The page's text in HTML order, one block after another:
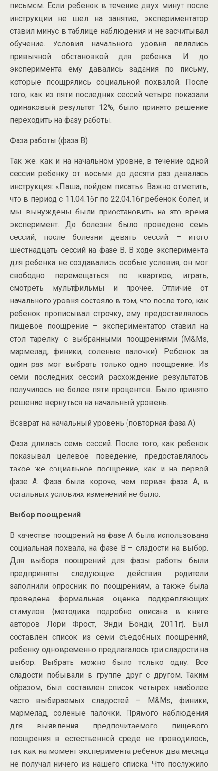
письмом. Если ребенок в течение двух минут после
инструкции не шел на занятие, экспериментатор
ставил минус в таблице наблюдения и не засчитывал
обучение. Условия начального уровня являлись
привычной обстановкой для ребенка. И до
эксперимента ему давались задания по письму,
которые поощрялись социальной похвалой. После
того, как из пяти последних сессий четыре показали
одинаковый результат 12%, было принято решение
переходить на фазу работы.
Фаза работы (фаза В)
Так же, как и на начальном уровне, в течение одной
сессии ребенку от восьми до десяти раз давалась
инструкция: «Паша, пойдем писать». Важно отметить,
что в период с 11.04.16г по 22.04.16г ребенок болел, и
мы вынуждены были приостановить на это время
эксперимент. До болезни было проведено семь
сессий, после болезни девять сессий – итого
шестнадцать сессий на фазе В. В ходе эксперимента
для ребенка не создавались особые условия, он мог
свободно перемещаться по квартире, играть,
смотреть мультфильмы и прочее. Отличие от
начального уровня состояло в том, что после того, как
ребенок прописывал строчку, ему предоставлялось
пищевое поощрение – экспериментатор ставил на
стол тарелку с выбранными поощрениями (М&Мs,
мармелад, финики, соленые палочки). Ребенок за
один раз мог выбрать только одно поощрение. Из
семи последних сессий расхождение результатов
получилось не более пяти процентов. Было принято
решение вернуться на начальный уровень.
Возврат на начальный уровень (повторная фаза А)
Фаза длилась семь сессий. После того, как ребенок
показывал целевое поведение, предоставлялось
такое же социальное поощрение, как и на первой
фазе А. Фаза была короче, чем первая фаза А, в
остальных условиях изменений не было.
Выбор поощрений
В качестве поощрений на фазе А была использована
социальная похвала, на фазе В – сладости на выбор.
Для выбора поощрений для фазы работы были
предприняты следующие действия: родители
заполнили опросник по поощрениям, а также была
проведена формальная оценка подкрепляющих
стимулов (методика подробно описана в книге
авторов Лори Фрост, Энди Бонди, 2011г). Был
составлен список из семи съедобных поощрений,
ребенку одновременно предлагалось три сладости на
выбор. Выбрать можно было только одну. Все
сладости побывали в группе друг с другом. Таким
образом, был составлен список четырех наиболее
часто выбираемых сладостей – М&Мs, финики,
мармелад, соленые палочки. Прямого наблюдения
для выявления предпочитаемого пищевого
поощрения в естественной среде не проводилось,
так как на момент эксперимента ребенок два месяца
не получал ничего из нашего списка. Что послужило